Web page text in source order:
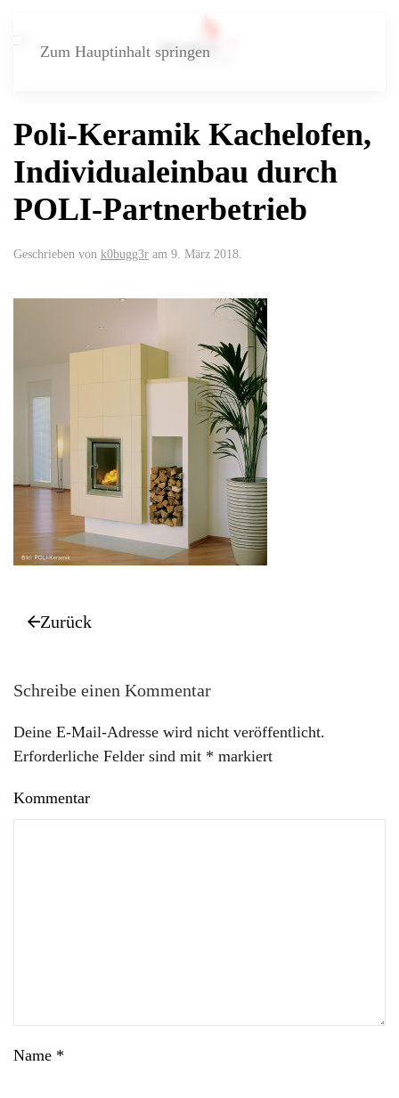
Zum Hauptinhalt springen
Poli-Keramik Kachelofen,
Individualeinbau durch
POLI-Partnerbetrieb
Geschrieben von k0bugg3r am 9. März 2018.
Zurück
Schreibe einen Kommentar
Deine E-Mail-Adresse wird nicht veröffentlicht.
Erforderliche Felder sind mit * markiert
Kommentar
Name *